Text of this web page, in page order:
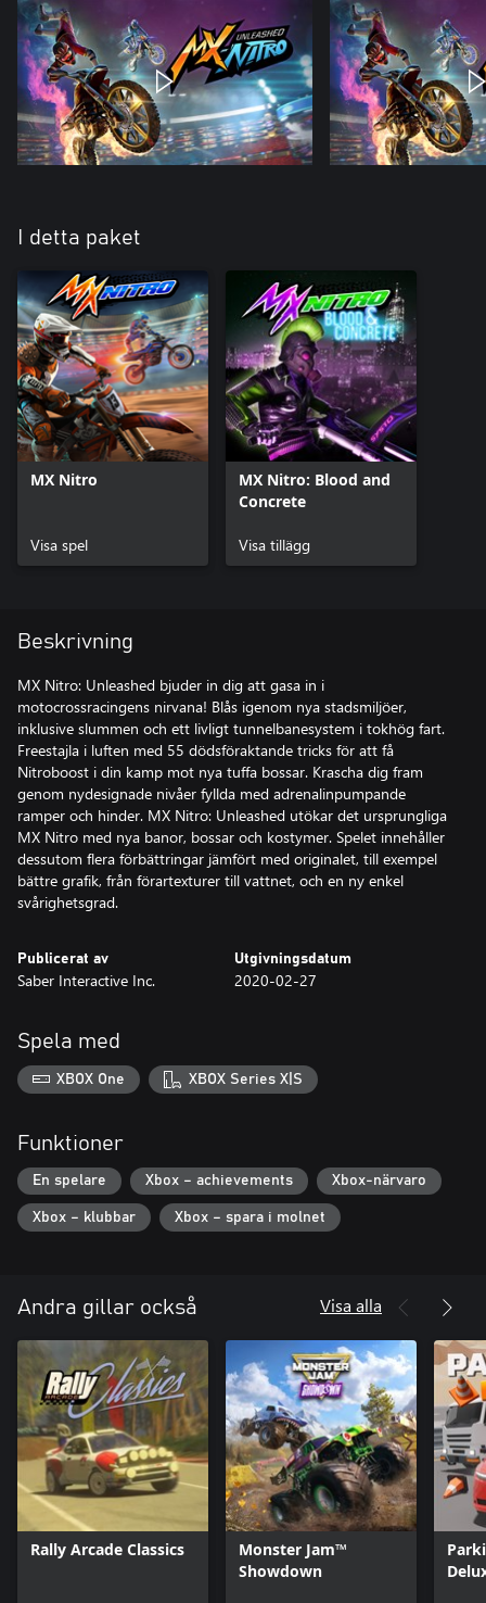
I detta paket
MX Nitro
Visa spel
MX Nitro: Blood and
Concrete
Visa tillägg
Beskrivning
MX Nitro: Unleashed bjuder in dig att gasa in i
motocrossracingens nirvana! Blås igenom nya stadsmiljöer,
inklusive slummen och ett livligt tunnelbanesystem i tokhög fart.
Freestajla i luften med 55 dödsföraktande tricks för att få
Nitroboost i din kamp mot nya tuffa bossar. Krascha dig fram
genom nydesignade nivåer fyllda med adrenalinpumpande
ramper och hinder. MX Nitro: Unleashed utökar det ursprungliga
MX Nitro med nya banor, bossar och kostymer. Spelet innehåller
dessutom flera förbättringar jämfört med originalet, till exempel
bättre grafik, från förartexturer till vattnet, och en ny enkel
svårighetsgrad.
Publicerat av
Saber Interactive Inc.
Utgivningsdatum
2020-02-27
Spela med
XBOX One XBOX Series X|S
Funktioner
En spelare Xbox – achievements Xbox-närvaro
Xbox – klubbar Xbox – spara i molnet
Andra gillar också Visa alla
Rally Arcade Classics
Monster Jam™
Showdown